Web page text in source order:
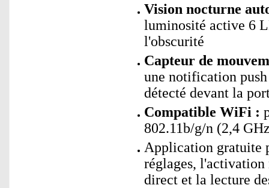
Vision nocturne
luminosité active 6
l'obscurité
Capteur de
une notification
détecté devant la
Compatible WiFi :
802.11b/g/n (2,4
Application gratuite
réglages,
direct et la lecture